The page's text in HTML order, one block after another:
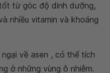
từ góc độ dinh dưỡng,
nhiều vitamin và khoáng
về asen , có thể tích
ở những vùng ô nhiễm.